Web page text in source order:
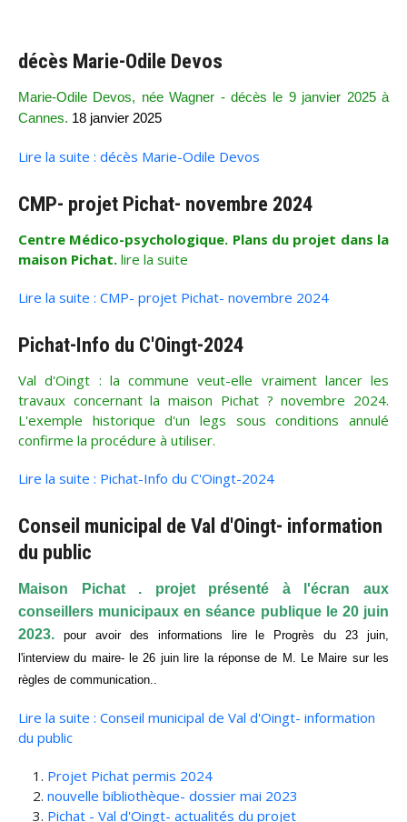
décès Marie-Odile Devos
Marie-Odile Devos, née Wagner - décès le 9 janvier 2025 à
Cannes. 18 janvier 2025
Lire la suite : décès Marie-Odile Devos
CMP- projet Pichat- novembre 2024
Centre Médico-psychologique. Plans du projet dans la
maison Pichat. lire la suite
Lire la suite : CMP- projet Pichat- novembre 2024
Pichat-Info du C'Oingt-2024
Val d'Oingt : la commune veut-elle vraiment lancer les
travaux concernant la maison Pichat ? novembre 2024.
L'exemple historique d'un legs sous conditions annulé
confirme la procédure à utiliser.
Lire la suite : Pichat-Info du C'Oingt-2024
Conseil municipal de Val d'Oingt- information
du public
Maison Pichat . projet présenté à l'écran aux
conseillers municipaux en séance publique le 20 juin
2023. pour avoir des informations lire le Progrès du 23 juin,
l'interview du maire- le 26 juin lire la réponse de M. Le Maire sur les
règles de communication..
Lire la suite : Conseil municipal de Val d'Oingt- information
du public
Projet Pichat permis 2024
nouvelle bibliothèque- dossier mai 2023
Pichat - Val d'Oingt- actualités du projet